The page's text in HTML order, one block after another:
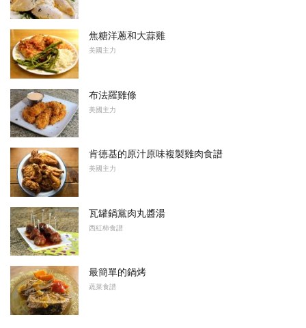
焦糖洋蔥和大蒜雞
美國主力
布法羅雞條
美國主力
肯德基的原汁原味複製雞肉食譜
美國主力
瓦罐鍋黨肉丸醬湯
西紅柿食譜
最簡單的鍋烤
蔬菜食譜